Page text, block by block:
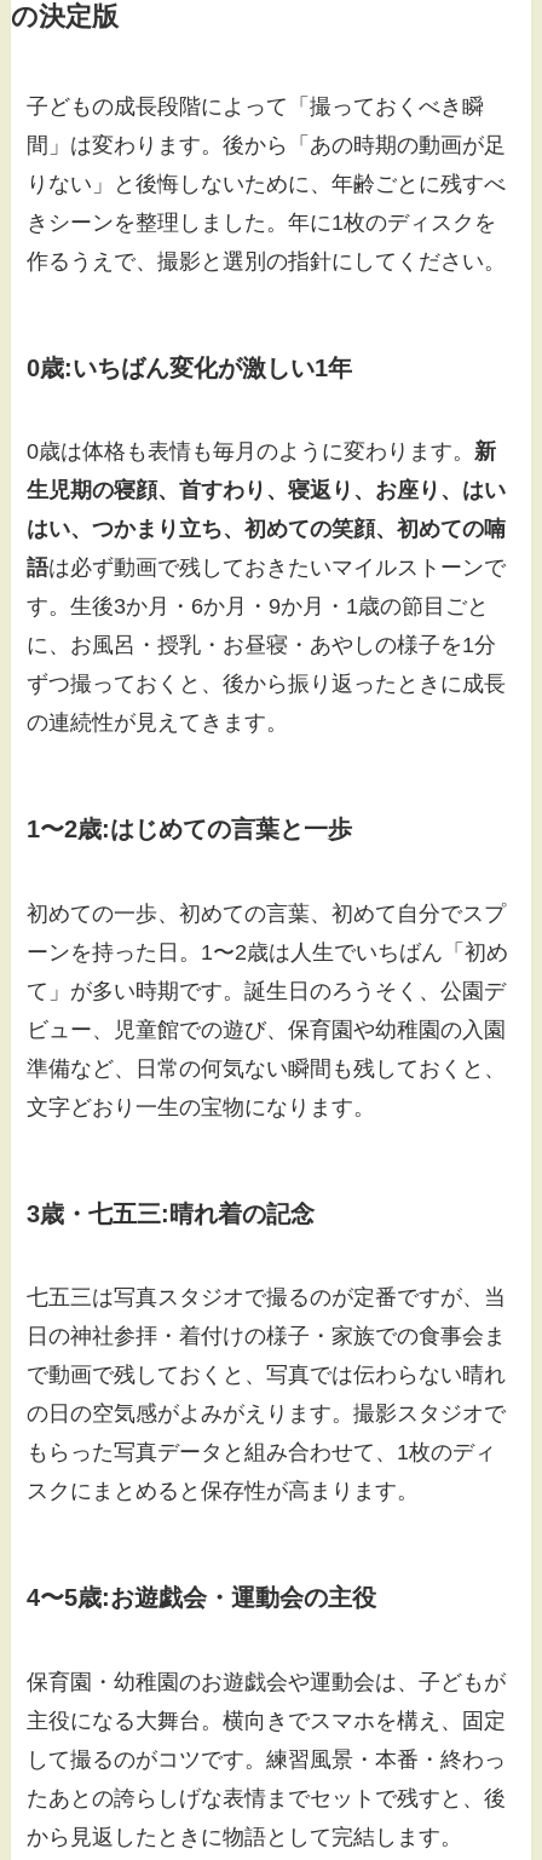
の決定版
子どもの成長段階によって「撮っておくべき瞬
間」は変わります。後から「あの時期の動画が足
りない」と後悔しないために、年齢ごとに残すべ
きシーンを整理しました。年に1枚のディスクを
作るうえで、撮影と選別の指針にしてください。
0歳:いちばん変化が激しい1年
0歳は体格も表情も毎月のように変わります。新
生児期の寝顔、首すわり、寝返り、お座り、はい
はい、つかまり立ち、初めての笑顔、初めての喃
語は必ず動画で残しておきたいマイルストーンで
す。生後3か月・6か月・9か月・1歳の節目ごと
に、お風呂・授乳・お昼寝・あやしの様子を1分
ずつ撮っておくと、後から振り返ったときに成長
の連続性が見えてきます。
1〜2歳:はじめての言葉と一歩
初めての一歩、初めての言葉、初めて自分でスプ
ーンを持った日。1〜2歳は人生でいちばん「初め
て」が多い時期です。誕生日のろうそく、公園デ
ビュー、児童館での遊び、保育園や幼稚園の入園
準備など、日常の何気ない瞬間も残しておくと、
文字どおり一生の宝物になります。
3歳・七五三:晴れ着の記念
七五三は写真スタジオで撮るのが定番ですが、当
日の神社参拝・着付けの様子・家族での食事会ま
で動画で残しておくと、写真では伝わらない晴れ
の日の空気感がよみがえります。撮影スタジオで
もらった写真データと組み合わせて、1枚のディ
スクにまとめると保存性が高まります。
4〜5歳:お遊戯会・運動会の主役
保育園・幼稚園のお遊戯会や運動会は、子どもが
主役になる大舞台。横向きでスマホを構え、固定
して撮るのがコツです。練習風景・本番・終わっ
たあとの誇らしげな表情までセットで残すと、後
から見返したときに物語として完結します。